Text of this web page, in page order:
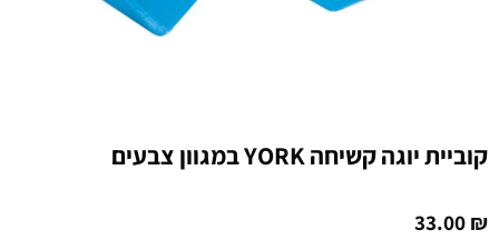
קוביית יוגה קשיחה YORK במגוון צבעים
33.00₪